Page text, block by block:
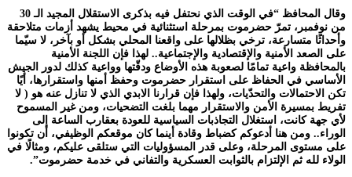
وقال المحافظ “في الوقت الذي نحتفل فيه بذكرى الاستقلال المجيد الـ 30
من نوفمبر، تمرّ حضرموت بمرحلة استثنائية في محيط يشهد أزمات متلاحقة
وأحداثًا متسارعة، ترخي بظلالها على واقعنا المحلي بشكل أو بآخر، لا سيّما
على الصعد الأمنية والإقتصادية والإجتماعية.. لهذا فإن اللجنة الأمنية
بالمحافظة واعية تمامًا لصعوبة هذه الأوضاع ودقّتها وواعية كذلك لدور الجيش
الأساسي في الحفاظ على استقرار حضرموت وحفظ أمنها واستقرارها، أيًا
تكن الاحتمالات والتحدّيات، ولهذا فإن قرارنا الابدي الذي لا تنازل عنه هو ( لا
تفريط بمسيرة الأمن والاستقرار مهما بلغت التضحيات، ومن غير المسموح
لأي جهة كانت، استغلال التجاذبات السياسية للعودة بعقارب الساعة إلى
الوراء.. ومن هنا أدعوكم كضباط وقادة أينما كان موقعكم الوظيفي، أن تكونوا
على مستوى المرحلة، وعلى قدر المسؤوليات التي ستلقى عليكم، ومثالًا في
الولاء لله ثم الإلتزام بالثوابت العسكرية والتفاني في خدمة حضرموت”.